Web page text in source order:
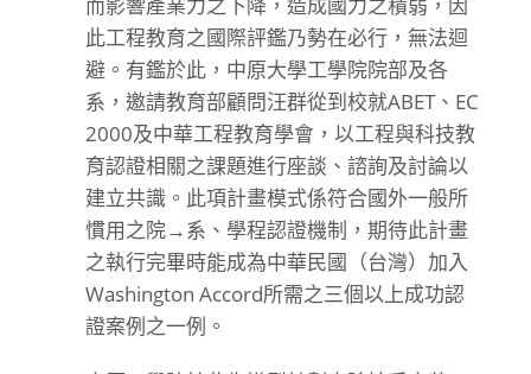
此工程教育之國際評鑑乃勢在必行，無法迴
避。有鑑於此，中原大學工學院院部及各
系，邀請教育部顧問汪群從到校就ABET、EC
2000及中華工程教育學會，以工程與科技教
育認證相關之課題進行座談、諮詢及討論以
建立共識。此項計畫模式係符合國外一般所
慣用之院→系、學程認證機制，期待此計畫
之執行完畢時能成為中華民國（台灣）加入
Washington Accord所需之三個以上成功認
證案例之一例。